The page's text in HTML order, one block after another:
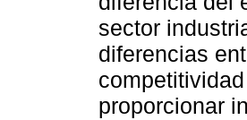
sector
diferencias
proporcionar